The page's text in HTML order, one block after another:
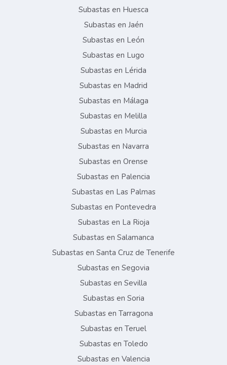
Subastas en Huesca
Subastas en Jaén
Subastas en León
Subastas en Lugo
Subastas en Lérida
Subastas en Madrid
Subastas en Málaga
Subastas en Melilla
Subastas en Murcia
Subastas en Navarra
Subastas en Orense
Subastas en Palencia
Subastas en Las Palmas
Subastas en Pontevedra
Subastas en La Rioja
Subastas en Salamanca
Subastas en Santa Cruz de Tenerife
Subastas en Segovia
Subastas en Sevilla
Subastas en Soria
Subastas en Tarragona
Subastas en Teruel
Subastas en Toledo
Subastas en Valencia